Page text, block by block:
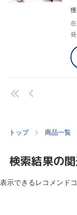
トップ 商品一覧
検索結果の
表示できるレコメンド